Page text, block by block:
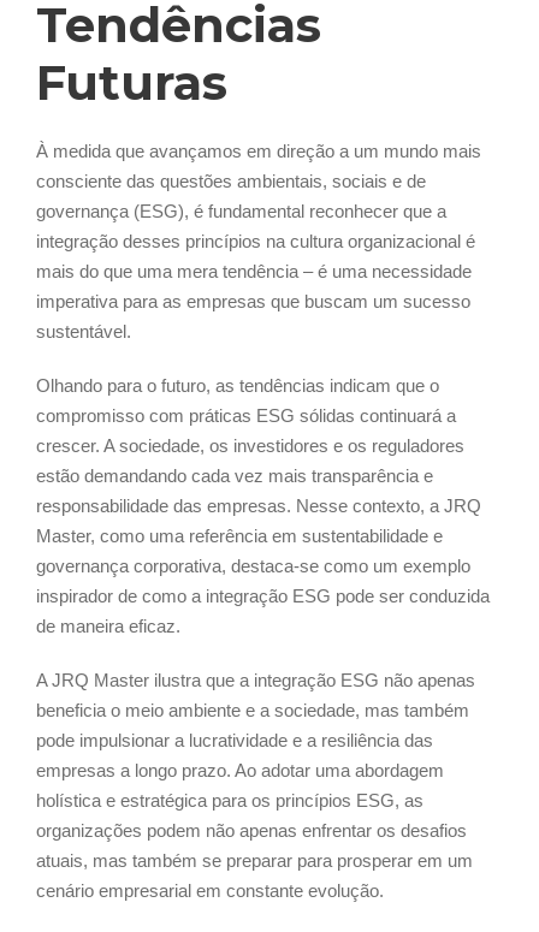
Tendências
Futuras
À medida que avançamos em direção a um mundo mais
consciente das questões ambientais, sociais e de
governança (ESG), é fundamental reconhecer que a
integração desses princípios na cultura organizacional é
mais do que uma mera tendência – é uma necessidade
imperativa para as empresas que buscam um sucesso
sustentável.
Olhando para o futuro, as tendências indicam que o
compromisso com práticas ESG sólidas continuará a
crescer. A sociedade, os investidores e os reguladores
estão demandando cada vez mais transparência e
responsabilidade das empresas. Nesse contexto, a JRQ
Master, como uma referência em sustentabilidade e
governança corporativa, destaca-se como um exemplo
inspirador de como a integração ESG pode ser conduzida
de maneira eficaz.
A JRQ Master ilustra que a integração ESG não apenas
beneficia o meio ambiente e a sociedade, mas também
pode impulsionar a lucratividade e a resiliência das
empresas a longo prazo. Ao adotar uma abordagem
holística e estratégica para os princípios ESG, as
organizações podem não apenas enfrentar os desafios
atuais, mas também se preparar para prosperar em um
cenário empresarial em constante evolução.